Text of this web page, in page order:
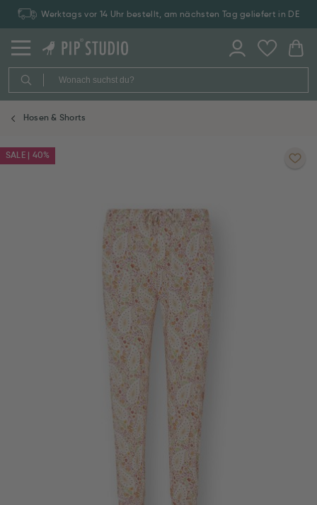
Werktags vor 14 Uhr bestellt, am nächsten Tag geliefert in DE
Hosen & Shorts
SALE | 40%